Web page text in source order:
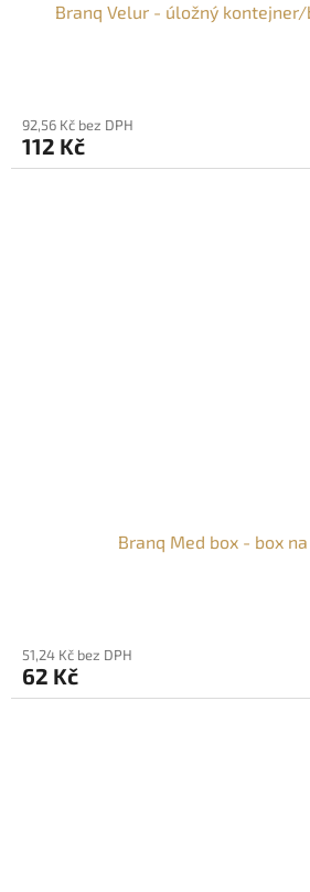
Branq Velur - úložný
92,56 Kč bez DPH
112 Kč
Branq Med box - box
51,24 Kč bez DPH
62 Kč